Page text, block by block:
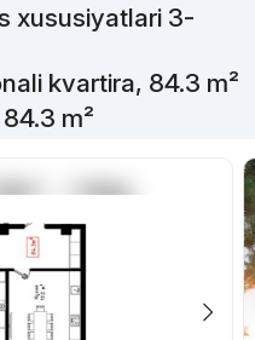
xususiyatlari 3-
kvartira, 84.3 m²
m²